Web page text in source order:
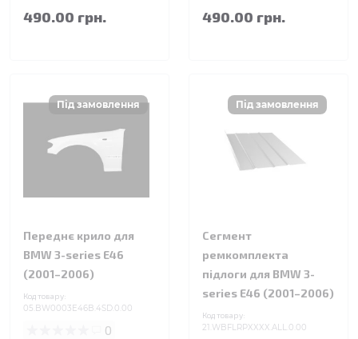
490.00 грн. 490.00 грн.
Переднє крило для
BMW 3-series E46
(2001–2006)
Код товару:
05.BW0003E46B.4SD.0.00
0
Сегмент
ремкомплекта
підлоги для BMW 3-
series E46 (2001–2006)
Код товару:
21.WBFLRPXXXX.ALL.0.00